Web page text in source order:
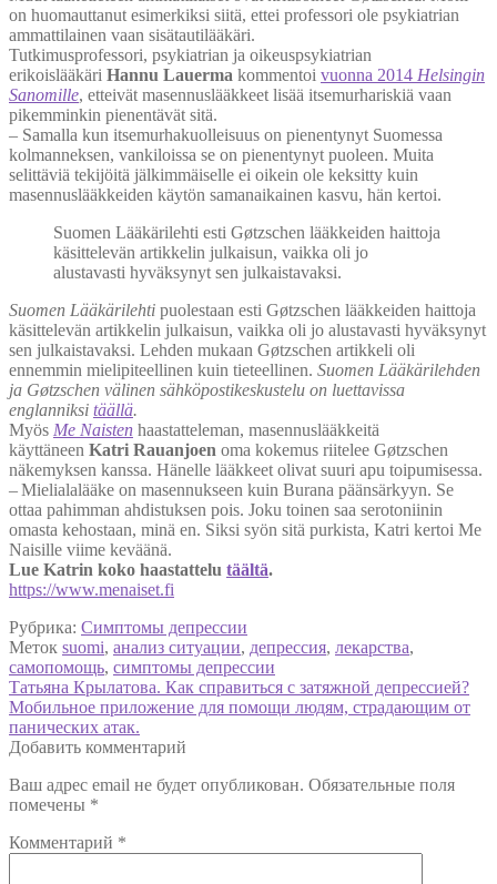
on huomauttanut esimerkiksi siitä, ettei professori ole psykiatrian
ammattilainen vaan sisätautilääkäri.
Tutkimusprofessori, psykiatrian ja oikeuspsykiatrian
erikoislääkäri Hannu Lauerma kommentoi vuonna 2014 Helsingin
Sanomille, etteivät masennuslääkkeet lisää itsemurhariskiä vaan
pikemminkin pienentävät sitä.
– Samalla kun itsemurhakuolleisuus on pienentynyt Suomessa
kolmanneksen, vankiloissa se on pienentynyt puoleen. Muita
selittäviä tekijöitä jälkimmäiselle ei oikein ole keksitty kuin
masennuslääkkeiden käytön samanaikainen kasvu, hän kertoi.
Suomen Lääkärilehti esti Gøtzschen lääkkeiden haittoja
käsittelevän artikkelin julkaisun, vaikka oli jo
alustavasti hyväksynyt sen julkaistavaksi.
Suomen Lääkärilehti puolestaan esti Gøtzschen lääkkeiden haittoja
käsittelevän artikkelin julkaisun, vaikka oli jo alustavasti hyväksynyt
sen julkaistavaksi. Lehden mukaan Gøtzschen artikkeli oli
ennemmin mielipiteellinen kuin tieteellinen. Suomen Lääkärilehden
ja Gøtzschen välinen sähköpostikeskustelu on luettavissa
englanniksi täällä.
Myös Me Naisten haastatteleman, masennuslääkkeitä
käyttäneen Katri Rauanjoen oma kokemus riitelee Gøtzschen
näkemyksen kanssa. Hänelle lääkkeet olivat suuri apu toipumisessa.
– Mielialalääke on masennukseen kuin Burana päänsärkyyn. Se
ottaa pahimman ahdistuksen pois. Joku toinen saa serotoniinin
omasta kehostaan, minä en. Siksi syön sitä purkista, Katri kertoi Me
Naisille viime keväänä.
Lue Katrin koko haastattelu täältä.
https://www.menaiset.fi
Рубрика: Симптомы депрессии
Меток suomi, анализ ситуации, депрессия, лекарства,
самопомощь, симптомы депрессии
Навигация
по
записям
Предыдущая
запись:
Татьяна Крылатова. Как справиться с затяжной депрессией?
Следующая
запись:
Мобильное приложение для помощи людям, страдающим от
панических атак.
Добавить комментарий
Ваш адрес email не будет опубликован. Обязательные поля
помечены *
Комментарий *